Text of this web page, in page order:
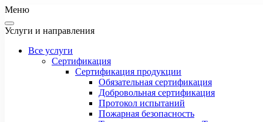
Меню
Услуги и направления
Все услуги
Сертификация
Сертификация продукции
Обязательная сертификация
Добровольная сертификация
Протокол испытаний
Пожарная безопасность